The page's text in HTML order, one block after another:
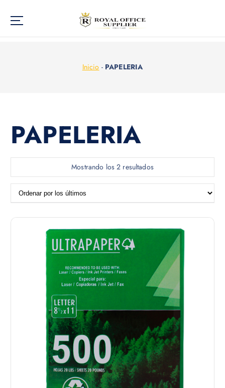
Inicio - PAPELERIA
PAPELERIA
Mostrando los 2 resultados